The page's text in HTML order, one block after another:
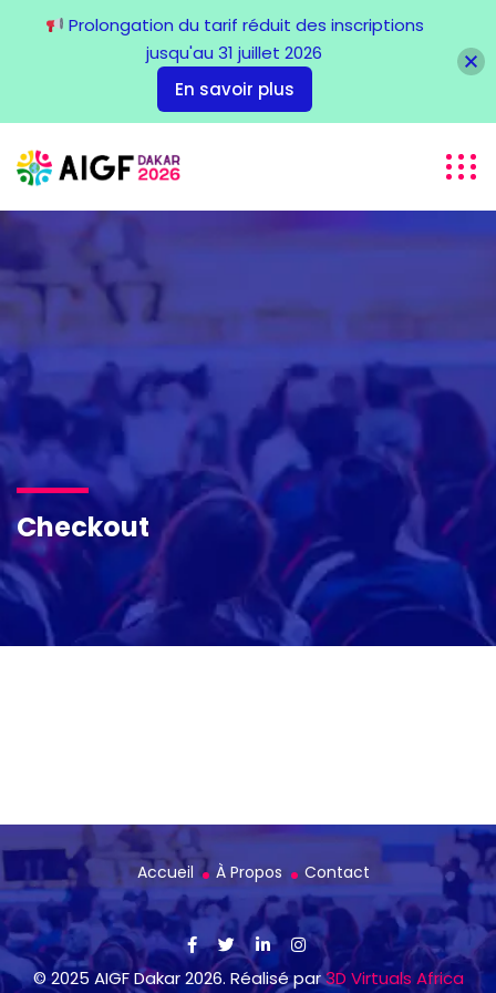
Checkout
© 2025 AIGF Dakar 2026. Réalisé par3D Virtuals Africa
Accueil À Propos Contact
Prolongation du tarif réduit des inscriptions
jusqu'au 31 juillet 2026
En savoir plus